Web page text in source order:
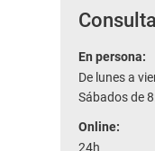
En persona:
De lunes a
Sábados de
Online:
24h